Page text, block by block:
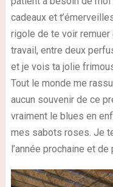
cadeaux et
rigole de te voir remuer
travail, entre deux
et je vois ta jolie
Tout le monde me
aucun souvenir de ce
vraiment le blues en
mes sabots roses. Je
l’année prochaine et